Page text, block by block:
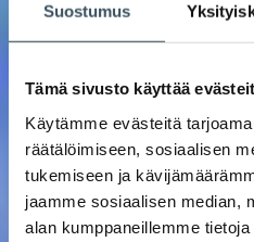
Suostumus
Tämä sivusto käyttää
Käytämme evästeitä
räätälöimiseen, sosiaalisen
tukemiseen ja
jaamme sosiaalisen median,
alan kumppaneillemme